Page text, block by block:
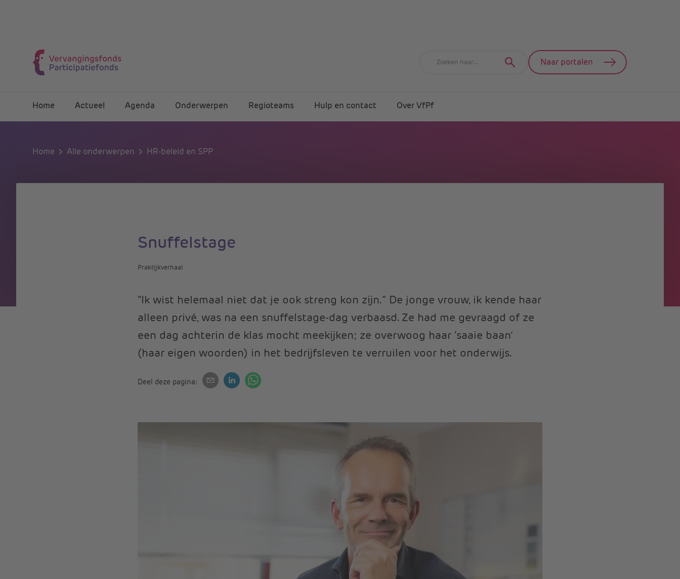
Home Actueel Agenda Onderwerpen Regioteams Hulp en contact Over VfPf
Naar portalen
Home Alle onderwerpen HR-beleid en SPP
Snuffelstage
Praktijkverhaal
“Ik wist helemaal niet dat je ook streng kon zijn.” De jonge vrouw, ik kende haar
alleen privé, was na een snuffelstage-dag verbaasd. Ze had me gevraagd of ze
een dag achterin de klas mocht meekijken; ze overwoog haar ‘saaie baan’
(haar eigen woorden) in het bedrijfsleven te verruilen voor het onderwijs.
Deel deze pagina: